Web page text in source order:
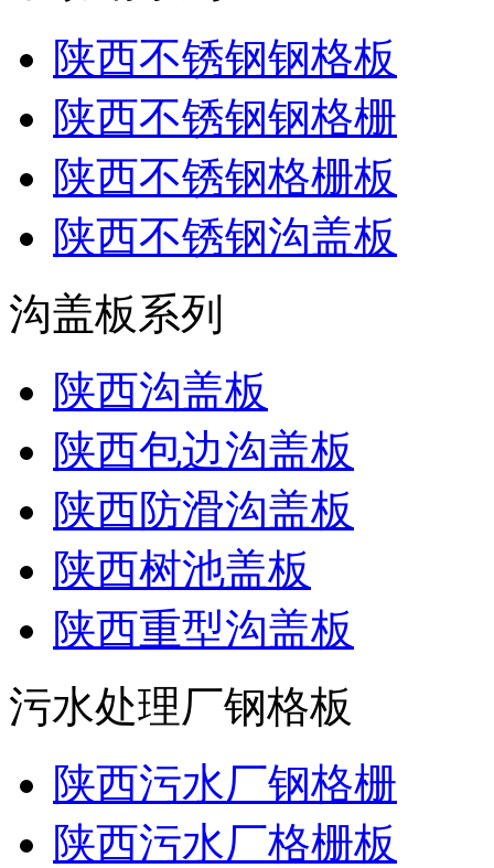
陕西不锈钢钢格板
陕西不锈钢钢格栅
陕西不锈钢格栅板
陕西不锈钢沟盖板
沟盖板系列
陕西沟盖板
陕西包边沟盖板
陕西防滑沟盖板
陕西树池盖板
陕西重型沟盖板
污水处理厂钢格板
陕西污水厂钢格栅
陕西污水厂格栅板